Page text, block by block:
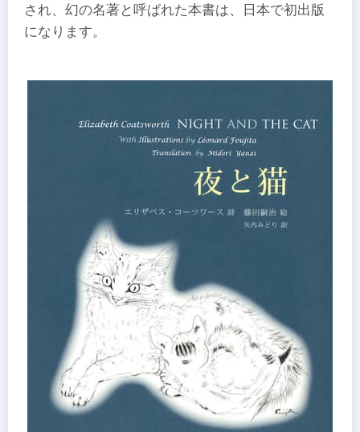
され、幻の名著と呼ばれた本書は、日本で初出版
になります。